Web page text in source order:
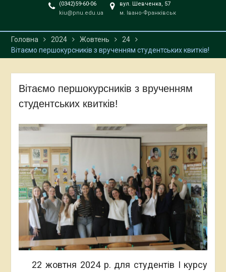
(0342)59-60-06
kiu@pnu.edu.ua
вул. Шевченка, 57
м. Івано-Франківськ
Головна 2024 Жовтень
24
Вітаємо першокурсників з врученням студентських квитків!
Вітаємо першокурсників з врученням
студентських квитків!
22 жовтня 2024 р. для студентів І курсу